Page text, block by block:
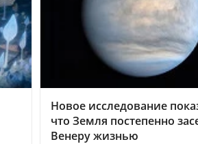
Новое исследование
что Земля постепенно
Венеру жизнью